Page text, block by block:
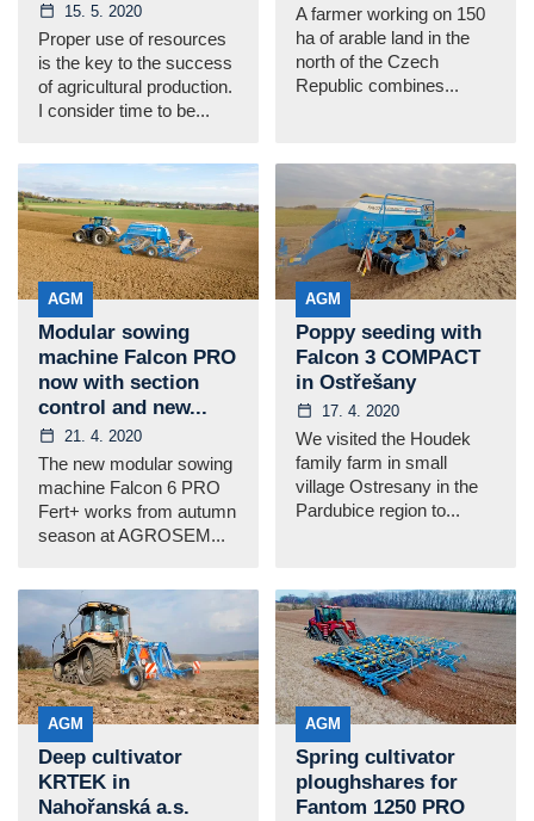
15. 5. 2020
Proper use of resources
is the key to the success
of agricultural production.
I consider time to be...
A farmer working on 150
ha of arable land in the
north of the Czech
Republic combines...
AGM
Modular sowing
machine Falcon PRO
now with section
control and new...
21. 4. 2020
The new modular sowing
machine Falcon 6 PRO
Fert+ works from autumn
season at AGROSEM...
AGM
Poppy seeding with
Falcon 3 COMPACT
in Ostřešany
17. 4. 2020
We visited the Houdek
family farm in small
village Ostresany in the
Pardubice region to...
AGM
Deep cultivator
KRTEK in
Nahořanská a.s.
AGM
Spring cultivator
ploughshares for
Fantom 1250 PRO